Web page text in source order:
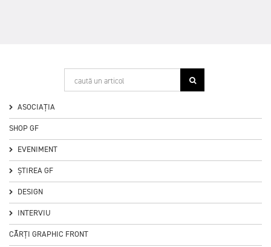
ASOCIAȚIA
SHOP GF
EVENIMENT
ȘTIREA GF
DESIGN
INTERVIU
CĂRȚI GRAPHIC FRONT